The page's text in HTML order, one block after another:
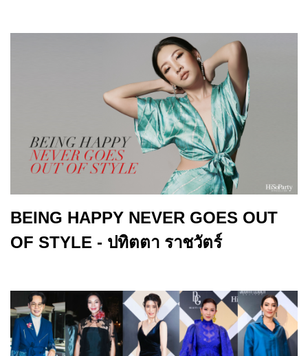
BEING HAPPY NEVER GOES OUT
OF STYLE - ปทิตตา ราชวัตร์